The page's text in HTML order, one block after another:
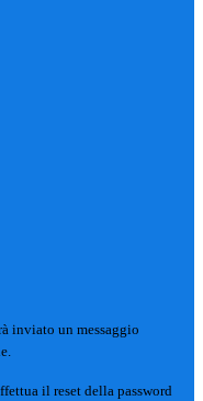
inviato un messaggio
il reset della password